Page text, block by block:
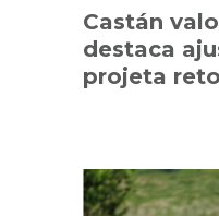
Castán
destaca
projeta